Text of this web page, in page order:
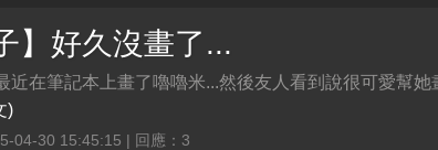
】好久沒畫了...
近在筆記本上畫了嚕嚕米...然後友人看到說很可愛幫
)
04-30 15:45:15 | 回應：3